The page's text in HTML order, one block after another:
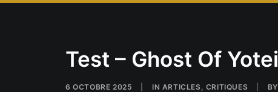
Test – Ghost Of Yotei
6 OCTOBRE 2025 IN ARTICLES, CRITIQUES BY